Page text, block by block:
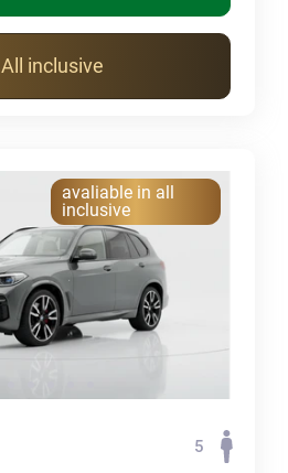
All inclusive
avaliable in all
inclusive
5